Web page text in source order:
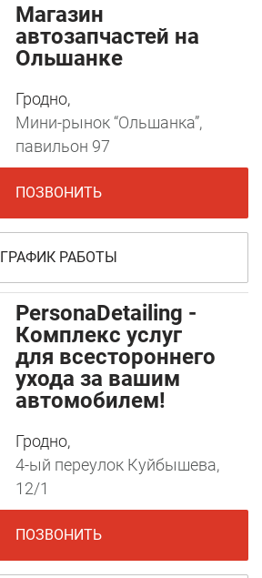
Магазин
автозапчастей на
Ольшанке
Гродно,
Мини-рынок “Ольшанка”,
павильон 97
ПОЗВОНИТЬ
ГРАФИК РАБОТЫ
PersonaDetailing -
Комплекс услуг
для всестороннего
ухода за вашим
автомобилем!
Гродно,
4-ый переулок Куйбышева,
12/1
ПОЗВОНИТЬ